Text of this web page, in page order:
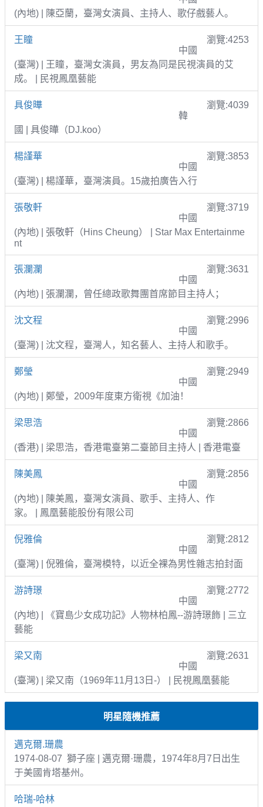
(內地) | 陳亞蘭，臺灣女演員、主持人、歌仔戲藝人。
王瞳
瀏覽:4253
中國
(臺灣) | 王瞳，臺灣女演員，男友為同是民視演員的艾
成。 | 民視鳳凰藝能
具俊曄
瀏覽:4039
韓
國 | 具俊曄（DJ.koo）
楊謹華
瀏覽:3853
中國
(臺灣) | 楊謹華，臺灣演員。15歲拍廣告入行
張敬軒
瀏覽:3719
中國
(內地) | 張敬軒（Hins Cheung） | Star Max Entertainme
nt
張瀾瀾
瀏覽:3631
中國
(內地) | 張瀾瀾，曾任總政歌舞團首席節目主持人；
沈文程
瀏覽:2996
中國
(臺灣) | 沈文程，臺灣人，知名藝人、主持人和歌手。
鄭瑩
瀏覽:2949
中國
(內地) | 鄭瑩，2009年度東方衛視《加油！
梁思浩
瀏覽:2866
中國
(香港) | 梁思浩，香港電臺第二臺節目主持人 | 香港電臺
陳美鳳
瀏覽:2856
中國
(內地) | 陳美鳳，臺灣女演員、歌手、主持人、作
家。 | 鳳凰藝能股份有限公司
倪雅倫
瀏覽:2812
中國
(臺灣) | 倪雅倫，臺灣模特，以近全裸為男性雜志拍封面
游詩璟
瀏覽:2772
中國
(內地) | 《寶島少女成功記》人物林柏鳳--游詩璟飾 | 三立
藝能
梁又南
瀏覽:2631
中國
(臺灣) | 梁又南（1969年11月13日-） | 民視鳳凰藝能
明星隨機推薦
邁克爾.珊農
1974-08-07 獅子座 | 邁克爾·珊農，1974年8月7日出生
于美國肯塔基州。
哈瑞-哈林